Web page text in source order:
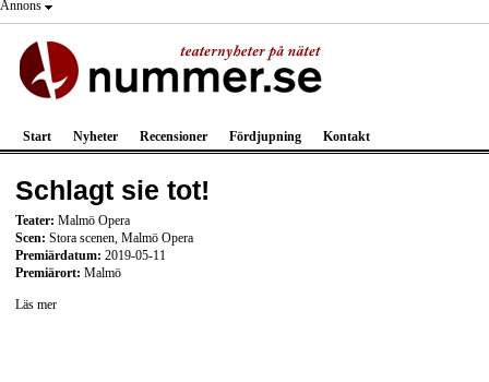
Annons
Start Nyheter Recensioner Fördjupning Kontakt
Schlagt sie tot!
Teater: Malmö Opera
Scen: Stora scenen, Malmö Opera
Premiärdatum: 2019-05-11
Premiärort: Malmö
Läs mer